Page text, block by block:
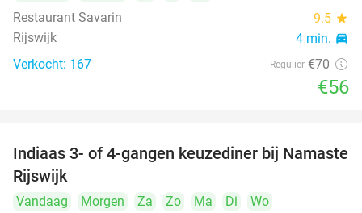
Restaurant Savarin
9.5 star
Rijswijk 4 min. directions_car
Verkocht: 167 Regulier €70
€56
29%
Indiaas 3- of 4-gangen keuzediner bij Namaste
Rijswijk
Vandaag Morgen Za Zo Ma Di Wo